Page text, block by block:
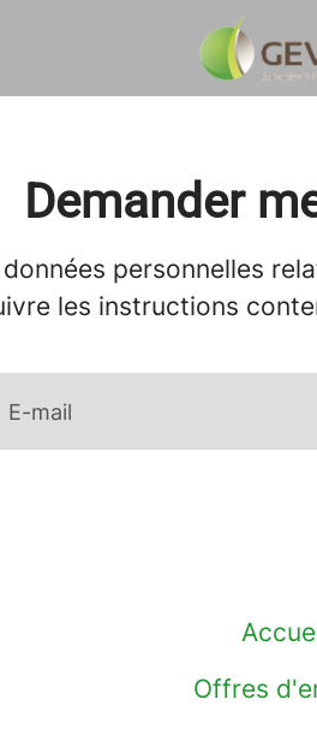
Demander
personnelles
les instructions
Offres